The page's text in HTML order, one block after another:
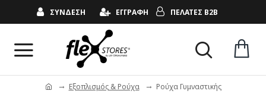
ΣΥΝΔΕΣΗ ΕΓΓΡΑΦΗ ΠΕΛΑΤΕΣ B2B
Εξοπλισμός & Ρούχα Ρούχα Γυμναστικής